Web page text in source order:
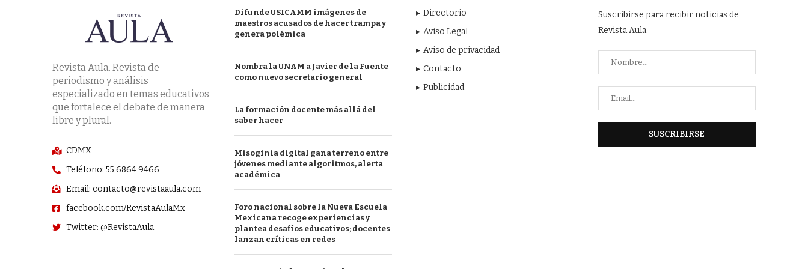
Revista Aula. Revista de
periodismo y análisis
especializado en temas educativos
que fortalece el debate de manera
libre y plural.
CDMX
Teléfono: 55 6864 9466
Email: contacto@revistaaula.com
facebook.com/RevistaAulaMx
Twitter: @RevistaAula
Difunde USICAMM imágenes de
maestros acusados de hacer trampa y
genera polémica
Nombra la UNAM a Javier de la Fuente
como nuevo secretario general
La formación docente más allá del
saber hacer
Misoginia digital gana terreno entre
jóvenes mediante algoritmos, alerta
académica
Foro nacional sobre la Nueva Escuela
Mexicana recoge experiencias y
plantea desafíos educativos; docentes
lanzan críticas en redes
Directorio
Aviso Legal
Aviso de privacidad
Contacto
Publicidad
Suscribirse para recibir noticias de
Revista Aula